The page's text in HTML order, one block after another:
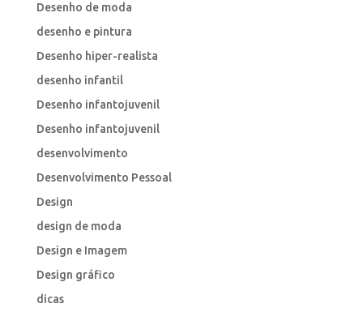
Desenho de moda
desenho e pintura
Desenho hiper-realista
desenho infantil
Desenho infantojuvenil
Desenho infantojuvenil
desenvolvimento
Desenvolvimento Pessoal
Design
design de moda
Design e Imagem
Design gráfico
dicas